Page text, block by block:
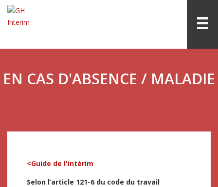
EN CAS D'ABSENCE / MALADIE
<Guide de l'intérim
Selon l’article 121-6 du code du travail